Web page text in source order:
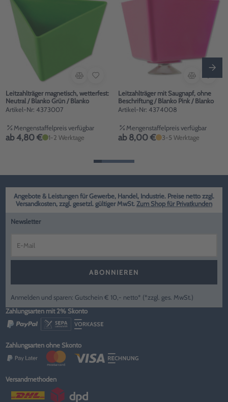
Leitzahlträger magnetisch, wetterfest:
Neutral / Blanko Grün / Blanko
Artikel-Nr: 4373007
Mengenstaffelpreis verfügbar
ab 4,80 € 1-2 Werktage
Leitzahlträger mit Saugnapf, ohne
Beschriftung / Blanko Pink / Blanko
Artikel-Nr: 4374008
Mengenstaffelpreis verfügbar
ab 8,00 € 3-5 Werktage
Angebote & Leistungen für Gewerbe, Handel, Industrie. Preise netto zzgl.
Versandkosten, zzgl. gesetzl. gültiger MwSt. Zum Shop für Privatkunden
Newsletter
ABONNIEREN
Anmelden und sparen: Gutschein € 10,- netto* (*zzgl. ges. MwSt.)
Zahlungsarten mit 2% Skonto
Zahlungsarten ohne Skonto
Versandmethoden